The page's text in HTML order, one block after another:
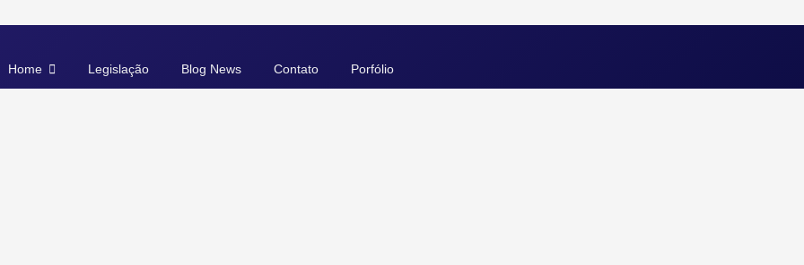
Home Legislação Blog News Contato Porfólio